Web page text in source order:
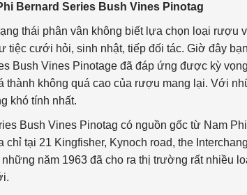
Bernard Series Bush Vines Pinotag
thái phân vân không biết lựa chọn loại rượu
tiệc cưới hỏi, sinh nhật, tiếp đối tác. Giờ đây
Bush Vines Pinotage đã đáp ứng được kỳ
thành không quá cao của rượu mang lại. Với
khó tính nhất.
Bush Vines Pinotag có nguồn gốc từ Nam
tại 21 Kingfisher, Kynoch road, the
năm 1963 đã cho ra thị trường rất nhiều